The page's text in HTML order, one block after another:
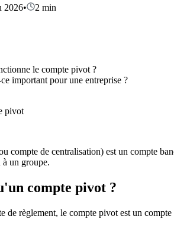
2026• 2 min
le compte pivot ?
important pour une entreprise ?
pivot
compte de centralisation) est un compte
à un groupe.
compte pivot ?
de règlement, le compte pivot est un